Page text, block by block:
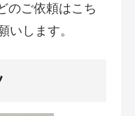
のご依頼はこち
いします。